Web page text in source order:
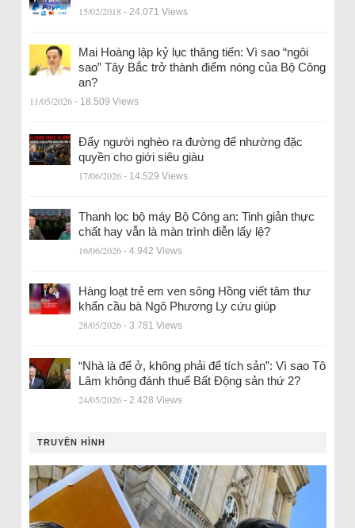
15/02/2018 - 24.071 Views
Mai Hoàng lập kỷ lục thăng tiến: Vì sao “ngôi
sao” Tây Bắc trở thành điểm nóng của Bộ Công
an?
11/05/2026 - 18.509 Views
Đẩy người nghèo ra đường để nhường đặc
quyền cho giới siêu giàu
17/06/2026 - 14.529 Views
Thanh lọc bộ máy Bộ Công an: Tinh giản thực
chất hay vẫn là màn trình diễn lấy lệ?
16/06/2026 - 4.942 Views
Hàng loạt trẻ em ven sông Hồng viết tâm thư
khẩn cầu bà Ngô Phương Ly cứu giúp
28/05/2026 - 3.781 Views
“Nhà là để ở, không phải để tích sản”: Vì sao Tô
Lâm không đánh thuế Bất Động sản thứ 2?
24/05/2026 - 2.428 Views
TRUYỀN HÌNH